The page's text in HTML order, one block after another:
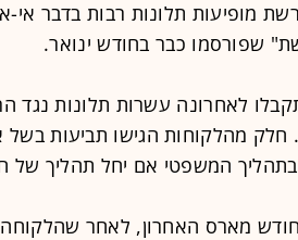
מופיעות תלונות רבות בדבר
שפורסמו כבר בחודש ינואר.
לאחרונה עשרות תלונות נגד
מהלקוחות הגישו תביעות
המשפטי אם יחל תהליך של
מארס האחרון, לאחר